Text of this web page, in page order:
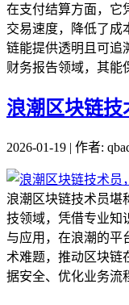
在支付结算方面，它
交易速度，降低了成
链能提供透明且可追
财务报告领域，其能
浪潮区块链
2026-01-19 | 作者:
浪潮区块链技术员堪
技领域，凭借专业知
与应用，在浪潮的平
术难题，推动区块链
据安全、优化业务流